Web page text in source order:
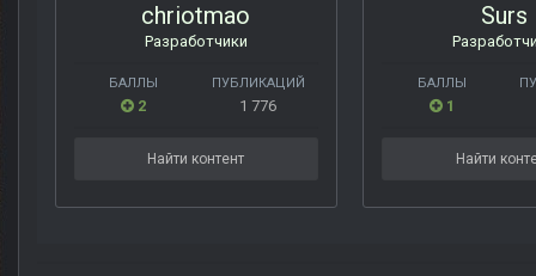
chriotmao
Разработчики
БАЛЛЫ
2
ПУБЛИКАЦИЙ
1 776
Найти контент
Surs
БАЛЛЫ
1
Найти